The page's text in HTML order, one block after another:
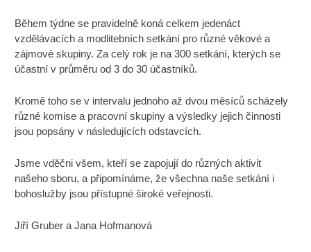
Během týdne se pravidelně koná celkem jedenáct
vzdělávacích a modlitebních setkání pro různé věkové a
zájmové skupiny. Za celý rok je na 300 setkání, kterých se
účastní v průměru od 3 do 30 účastníků.
Kromě toho se v intervalu jednoho až dvou měsíců scházely
různé komise a pracovní skupiny a výsledky jejich činnosti
jsou popsány v následujících odstavcích.
Jsme vděčni všem, kteří se zapojují do různých aktivit
našeho sboru, a připomínáme, že všechna naše setkání i
bohoslužby jsou přístupné široké veřejnosti.
Jiří Gruber a Jana Hofmanová